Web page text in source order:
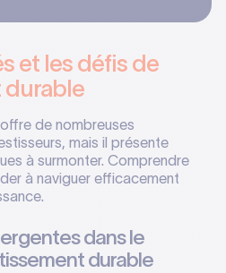
et les défis de
durable
de nombreuses
mais il présente
à surmonter. Comprendre
à naviguer efficacement
dans le
durable